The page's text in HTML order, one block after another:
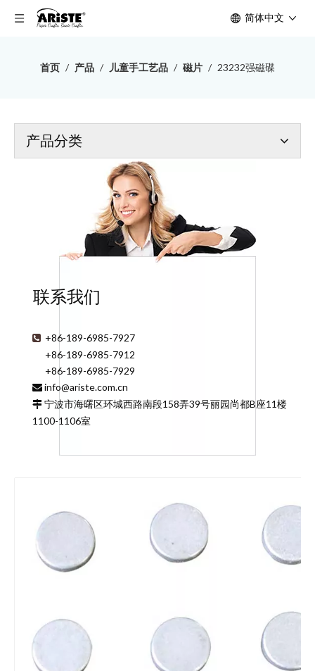
简体中文
首页 / 产品 / 儿童手工艺品 / 磁片 / 23232强磁碟
产品分类
联系我们
 +86-189-6985-7927
+86-189-6985-7912
+86-189-6985-7929
 info@ariste.com.cn
 宁波市海曙区环城西路南段158弄39号丽园尚都B座11楼
1100-1106室